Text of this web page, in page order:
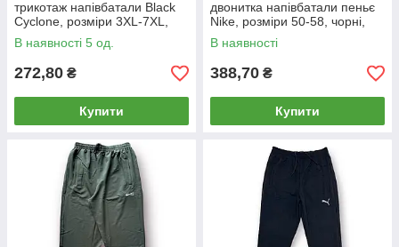
трикотаж напівбатали Black
Cyclone, розміри 3XL-7XL,
сині, 7056
В наявності 5 од.
272,80 ₴
Купити
двонитка напівбатали пеньє
Nike, розміри 50-58, чорні,
4101
В наявності
388,70 ₴
Купити